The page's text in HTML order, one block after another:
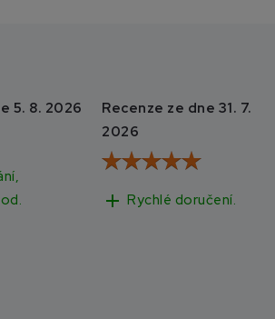
5. 8. 2026
Recenze ze dne 31. 7.
2026
add Rychlé doručení.